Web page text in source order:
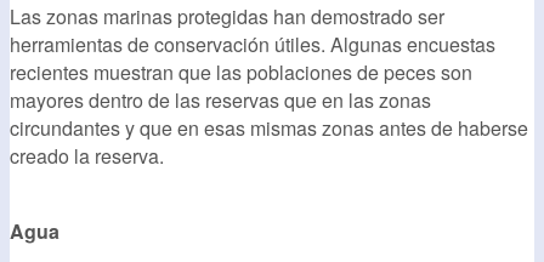
Las zonas marinas protegidas han demostrado ser
herramientas de conservación útiles. Algunas encuestas
recientes muestran que las poblaciones de peces son
mayores dentro de las reservas que en las zonas
circundantes y que en esas mismas zonas antes de haberse
creado la reserva.
Agua